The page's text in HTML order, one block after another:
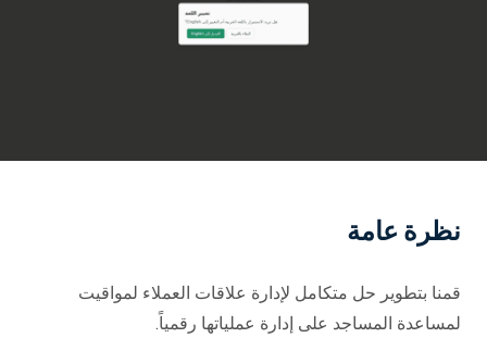
إدارة تكنولوجيا المعلومات
تابعنا
نظرة عامة
قمنا بتطوير حل متكامل لإدارة علاقات العملاء لمواقيت
لمساعدة المساجد على إدارة عملياتها رقمياً.